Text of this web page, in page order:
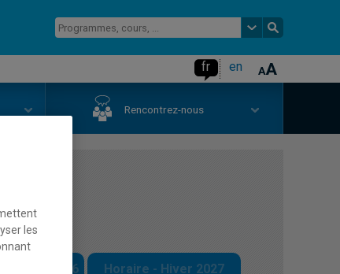
fr en
Rencontrez-nous
2026 Horaire - Hiver 2027
les